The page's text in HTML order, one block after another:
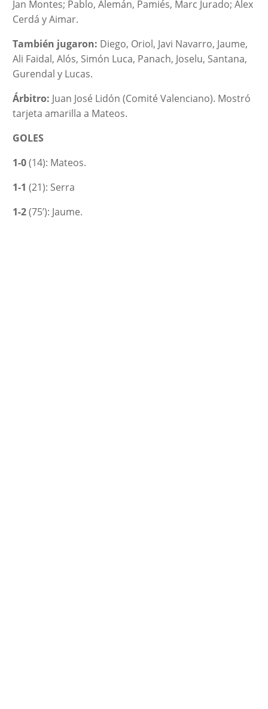
Jan Montes; Pablo, Alemán, Pamiés, Marc Jurado; Álex
Cerdá y Aimar.
También jugaron: Diego, Oriol, Javi Navarro, Jaume,
Ali Faidal, Alós, Simón Luca, Panach, Joselu, Santana,
Gurendal y Lucas.
Árbitro: Juan José Lidón (Comité Valenciano). Mostró
tarjeta amarilla a Mateos.
GOLES
1-0(14): Mateos.
1-1 (21): Serra
1-2(75’): Jaume.